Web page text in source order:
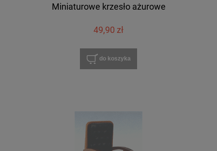
Miniaturowe krzesło ażurowe
49,90 zł
do koszyka